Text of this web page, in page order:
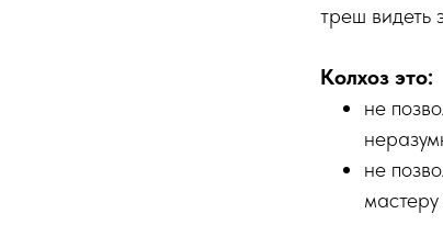
треш видеть
Колхоз это:
не
не